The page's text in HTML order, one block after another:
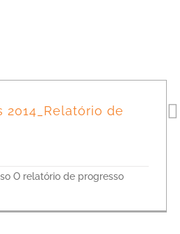
2014_Relatório de
O relatório de progresso